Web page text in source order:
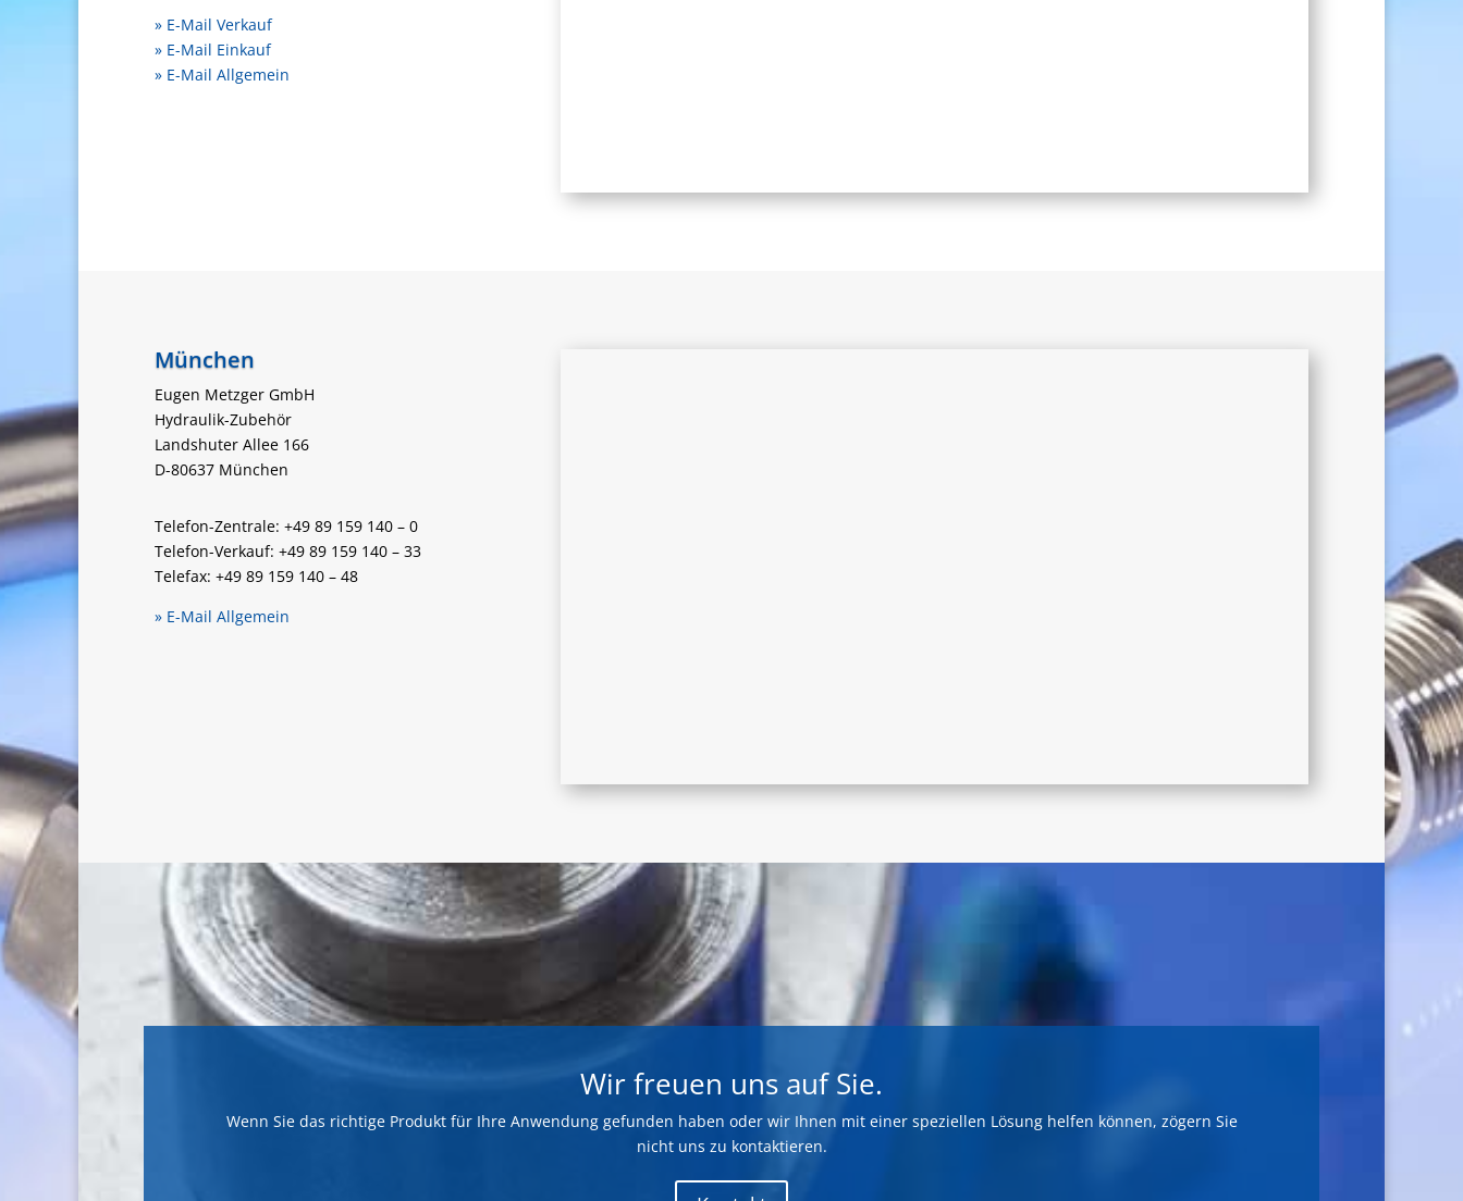
» E-Mail Verkauf
» E-Mail Einkauf
» E-Mail Allgemein
München
Eugen Metzger GmbH
Hydraulik-Zubehör
Landshuter Allee 166
D-80637 München
Telefon-Zentrale: +49 89 159 140 – 0
Telefon-Verkauf: +49 89 159 140 – 33
Telefax: +49 89 159 140 – 48
» E-Mail Allgemein
Wir freuen uns auf Sie.
Wenn Sie das richtige Produkt für Ihre Anwendung gefunden haben oder wir Ihnen mit einer speziellen Lösung helfen können, zögern Sie
nicht uns zu kontaktieren.